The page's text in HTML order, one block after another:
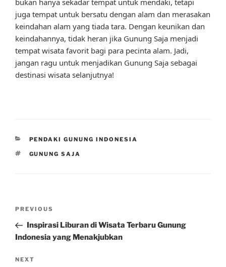
juga tempat untuk bersatu dengan alam dan merasakan
keindahan alam yang tiada tara. Dengan keunikan dan
keindahannya, tidak heran jika Gunung Saja menjadi
tempat wisata favorit bagi para pecinta alam. Jadi,
jangan ragu untuk menjadikan Gunung Saja sebagai
destinasi wisata selanjutnya!
CATEGORIES
PENDAKI GUNUNG INDONESIA
TAGS
GUNUNG SAJA
Previous
Post
PREVIOUS
Inspirasi Liburan di Wisata Terbaru Gunung
Indonesia yang Menakjubkan
Next
NEXT